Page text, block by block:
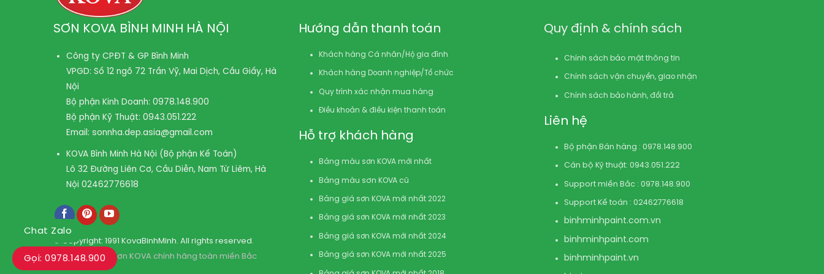
SƠN KOVA BÌNH MINH HÀ NỘI
Công ty CPĐT & GP Bình Minh
VPGD: Số 12 ngõ 72 Trần Vỹ, Mai Dịch, Cầu Giấy, Hà
Nội
Bộ phận Kinh Doanh: 0978.148.900
Bộ phận Kỹ Thuật: 0943.051.222
Email: sonnha.dep.asia@gmail.com
KOVA Bình Minh Hà Nội (Bộ phận Kế Toán)
Lô 32 Đường Liên Cơ, Cầu Diễn, Nam Từ Liêm, Hà
Nội 02462776618
© Copyright: 1991 KovaBinhMinh. All rights reserved.
Kho phân phối sơn KOVA chính hãng toàn miền Bắc
Hướng dẫn thanh toán
Khách hàng Cá nhân/Hộ gia đình
Khách hàng Doanh nghiệp/Tổ chức
Quy trình xác nhận mua hàng
Điều khoản & điều kiện thanh toán
Hỗ trợ khách hàng
Bảng màu sơn KOVA mới nhất
Bảng màu sơn KOVA cũ
Bảng giá sơn KOVA mới nhất 2022
Bảng giá sơn KOVA mới nhất 2023
Bảng giá sơn KOVA mới nhất 2024
Bảng giá sơn KOVA mới nhất 2025
Quy định & chính sách
Chính sách bảo mật thông tin
Chính sách vận chuyển, giao nhận
Chính sách bảo hành, đổi trả
Liên hệ
Bộ phận Bán hàng : 0978.148.900
Cán bộ Kỹ thuật: 0943.051.222
Support miền Bắc : 0978.148.900
Support Kế toán : 02462776618
binhminhpaint.com.vn
binhminhpaint.com
binhminhpaint.vn
Chat Zalo
Gọi: 0978.148.900